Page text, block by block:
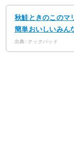
秋鮭ときのこのマ
簡単おいしいみん
出典: クックパッド